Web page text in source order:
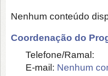
Nenhum conteúdo
Coordenação do
Telefone/Ramal:
E-mail: Nenhum